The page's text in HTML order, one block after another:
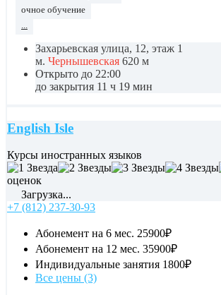
очное обучение
...
Захарьевская улица, 12, этаж 1
м. Чернышевская 620 м
Открыто до 22:00
до закрытия 11 ч 19 мин
English Isle
Курсы иностранных языков
оценок
Загрузка...
+7 (812) 237-30-93
Абонемент на 6 мес. 25900₽
Абонемент на 12 мес. 35900₽
Индивидуальные занятия 1800₽
Все цены (3)